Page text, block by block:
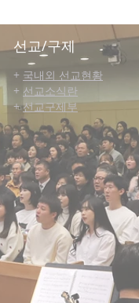
선교/구제
+ 국내외 선교현황
+ 선교소식란
+선교구제부